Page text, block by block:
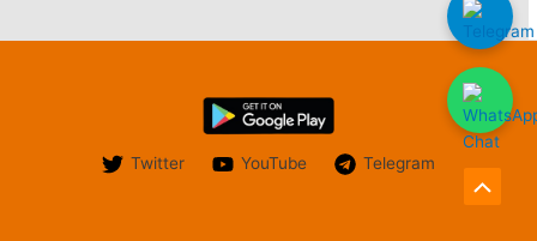
Twitter YouTube Telegram
Scroll